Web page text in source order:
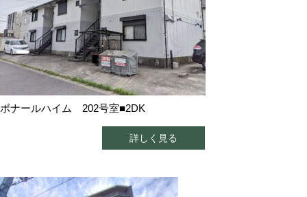
ボナールハイム 202号室■2DK
詳しく見る